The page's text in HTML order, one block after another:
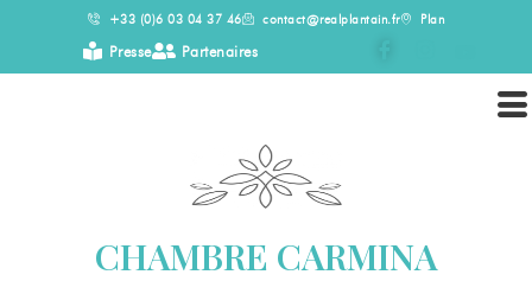
contenu
+33 (0)6 03 04 37 46 contact@realplantain.fr Plan
Presse Partenaires
CHAMBRE CARMINA